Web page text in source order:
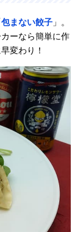
包まない餃子 」。
ーなら簡単に作
変わり！